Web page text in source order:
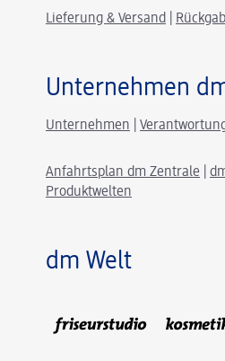
Lieferung & Versand
Unternehmen
Unternehmen
Anfahrtsplan dm Zentrale
Produktwelten
dm Welt